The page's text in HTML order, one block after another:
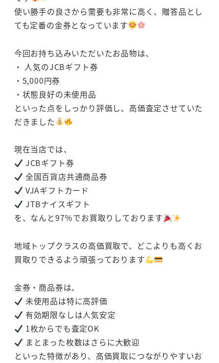
使い勝手の良さから需要も非常に高く、贈答品とし
ても定番の金券となっています
今回お持ち込みいただいたお品物は、
・ 人気のJCBギフト券
・5,000円券
・状態良好の未使用品
といった点をしっかり評価し、高価査定させていた
だきました
現在当店では、
JCBギフト券
全国百貨店共通商品券
VJAギフトカード
JTBナイスギフト
を、なんと97％でお買取りしております
地域トップクラスの高価買取で、どこよりも高くお
買取りできるよう頑張っております
金券・商品券は、
未使用品は特に高評価
有効期限なしは人気安定
1枚からでも査定OK
まとまった枚数はさらに大歓迎
といった特徴があり、高価買取につながりやすいお